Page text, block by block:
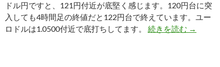
ドル円ですと、121円付近が底堅く感じます。120円台に突
入しても4時間足の終値だと122円台で終えています。ユー
ロドルは1.0500付近で底打ちしてます。 続きを読む IFD-
→